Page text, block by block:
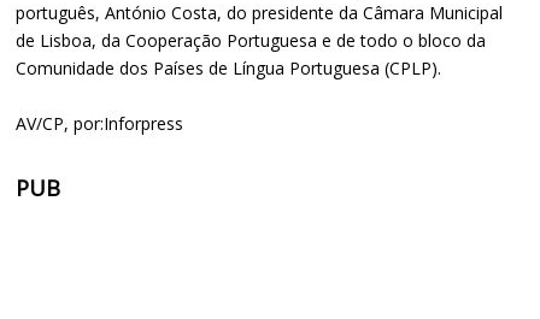
português, António Costa, do presidente da Câmara Municipal
de Lisboa, da Cooperação Portuguesa e de todo o bloco da
Comunidade dos Países de Língua Portuguesa (CPLP).
AV/CP, por:Inforpress
PUB